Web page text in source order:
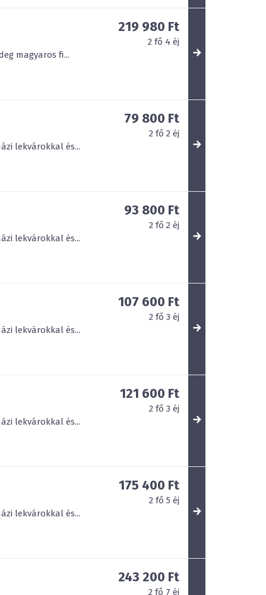
magyaros fi...
219 980 Ft
2 fő 4 éj
lekvárokkal és...
79 800 Ft
2 fő 2 éj
lekvárokkal és...
93 800 Ft
2 fő 2 éj
lekvárokkal és...
107 600 Ft
2 fő 3 éj
lekvárokkal és...
121 600 Ft
2 fő 3 éj
lekvárokkal és...
175 400 Ft
2 fő 5 éj
243 200 Ft
2 fő 7 éj